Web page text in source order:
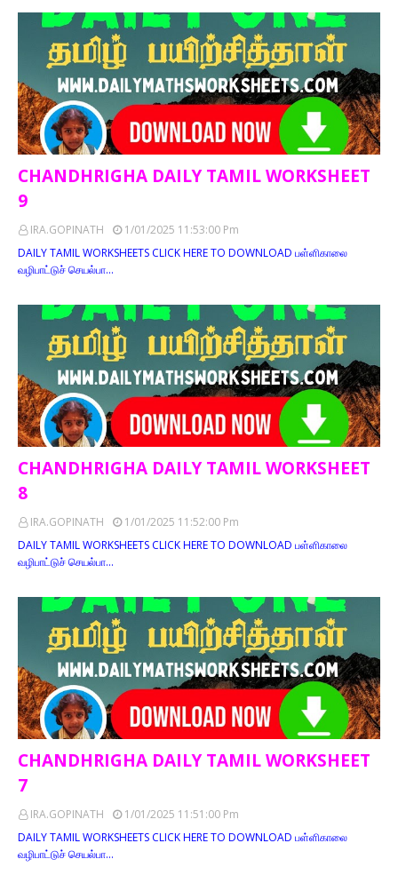
CHANDHRIGHA DAILY TAMIL WORKSHEET
9
IRA.GOPINATH
1/01/2025 11:53:00 Pm
DAILY TAMIL WORKSHEETS CLICK HERE TO DOWNLOAD பள்ளிகாலை
வழிபாட்டுச் செயல்பா…
CHANDHRIGHA DAILY TAMIL WORKSHEET
8
IRA.GOPINATH
1/01/2025 11:52:00 Pm
DAILY TAMIL WORKSHEETS CLICK HERE TO DOWNLOAD பள்ளிகாலை
வழிபாட்டுச் செயல்பா…
CHANDHRIGHA DAILY TAMIL WORKSHEET
7
IRA.GOPINATH
1/01/2025 11:51:00 Pm
DAILY TAMIL WORKSHEETS CLICK HERE TO DOWNLOAD பள்ளிகாலை
வழிபாட்டுச் செயல்பா…